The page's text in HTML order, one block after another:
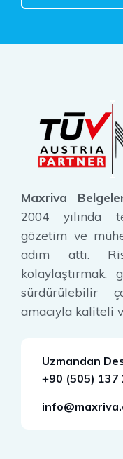
Maxriva
2004 yılında
gözetim ve
adım attı.
kolaylaştırmak,
sürdürülebilir
amacıyla kaliteli
Uzmandan
+90 (505) 137